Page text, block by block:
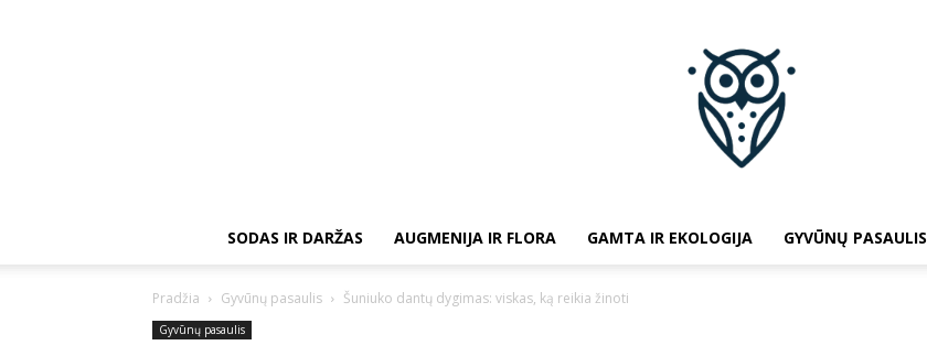
SODAS IR DARŽAS AUGMENIJA IR FLORA GAMTA IR EKOLOGIJA GYVŪNŲ PASAULIS
Pradžia Gyvūnų pasaulis Šuniuko dantų dygimas: viskas, ką reikia žinoti
Gyvūnų pasaulis